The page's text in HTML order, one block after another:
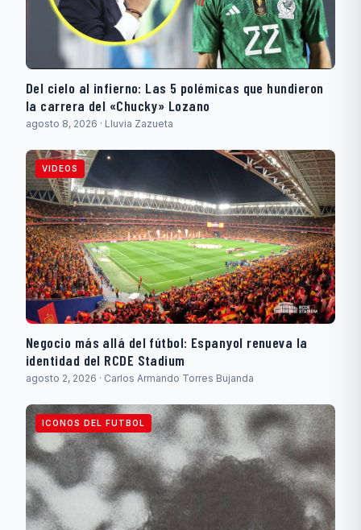
Del cielo al infierno: Las 5 polémicas que hundieron
la carrera del «Chucky» Lozano
agosto 8, 2026 · Lluvia Zazueta
VIDEOS
Negocio más allá del fútbol: Espanyol renueva la
identidad del RCDE Stadium
agosto 2, 2026 · Carlos Armando Torres Bujanda
ICONOS DEL FUTBOL